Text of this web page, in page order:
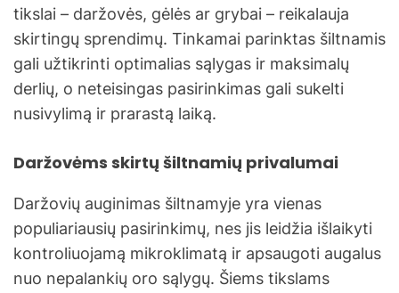
tikslai – daržovės, gėlės ar grybai – reikalauja
skirtingų sprendimų. Tinkamai parinktas šiltnamis
gali užtikrinti optimalias sąlygas ir maksimalų
derlių, o neteisingas pasirinkimas gali sukelti
nusivylimą ir prarastą laiką.
Daržovėms skirtų šiltnamių privalumai
Daržovių auginimas šiltnamyje yra vienas
populiariausių pasirinkimų, nes jis leidžia išlaikyti
kontroliuojamą mikroklimatą ir apsaugoti augalus
nuo nepalankių oro sąlygų. Šiems tikslams